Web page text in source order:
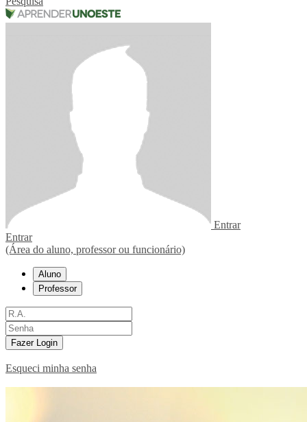
Entrar
Entrar
(Área do aluno, professor ou funcionário)
Aluno
Professor
Fazer Login
Esqueci minha senha